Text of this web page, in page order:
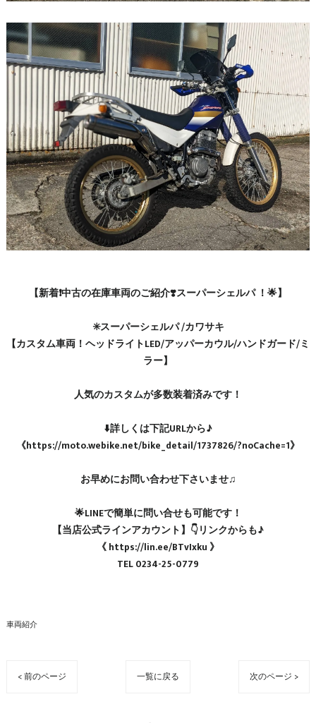
【新着❗️中古の在庫車両のご紹介❣️スーパーシェルパ ！🌟】
✳️スーパーシェルパ /カワサキ
【カスタム車両！ヘッドライトLED/アッパーカウル/ハンドガード/ミ
ラー】
人気のカスタムが多数装着済みです！
⬇️詳しくは下記URLから♪
《https://moto.webike.net/bike_detail/1737826/?noCache=1》
お早めにお問い合わせ下さいませ♫
🌟LINEで簡単に問い合せも可能です！
【当店公式ラインアカウント】👇リンクからも♪
《 https://lin.ee/BTvIxku 》
TEL 0234-25-0779
車両紹介
< 前のページ 一覧に戻る 次のページ >